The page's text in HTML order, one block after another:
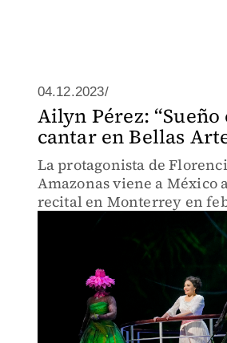
04.12.2023/
Ailyn Pérez: “Sueño
cantar en Bellas
La protagonista de
Amazonas viene a México
recital en Monterrey en